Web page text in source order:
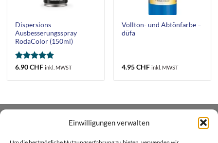
Einwilligungen verwalten
Dispersions
Ausbesserungsspray
RodaColor (150ml)
Bewertet
5
6.90CHF inkl. MWST
Vollton- und Abtönfarbe –
düfa
4.95CHF inkl. MWST